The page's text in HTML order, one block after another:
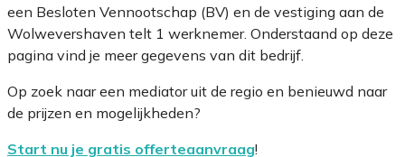
een Besloten Vennootschap (BV) en de vestiging aan de
Wolwevershaven telt 1 werknemer. Onderstaand op deze
pagina vind je meer gegevens van dit bedrijf.
Op zoek naar een mediator uit de regio en benieuwd naar
de prijzen en mogelijkheden?
Start nu je gratis offerteaanvraag!